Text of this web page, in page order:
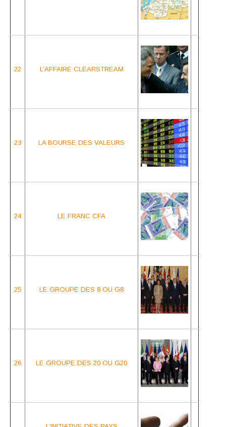
22 L’AFFAIRE CLEARSTREAM
23 LA BOURSE DES VALEURS
24 LE FRANC CFA
25 LE GROUPE DES 8 OU G8
26 LE GROUPE DES 20 OU G20